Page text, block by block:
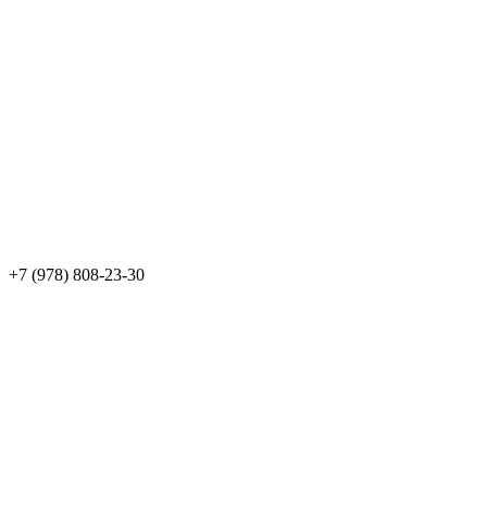
+7 (978) 808-23-30